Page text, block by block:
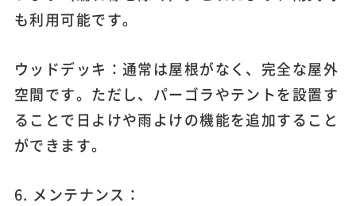
も利用可能です。
ウッドデッキ：通常は屋根がなく、完全な屋外
空間です。ただし、パーゴラやテントを設置す
ることで日よけや雨よけの機能を追加すること
ができます。
6. メンテナンス：